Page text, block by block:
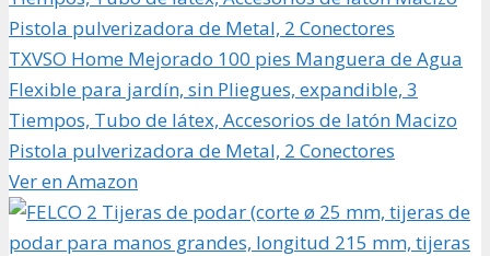
TXVSO Home Mejorado 100 pies Manguera de Agua
Flexible para jardín, sin Pliegues, expandible, 3
Tiempos, Tubo de látex, Accesorios de latón Macizo
Pistola pulverizadora de Metal, 2 Conectores
Ver en Amazon